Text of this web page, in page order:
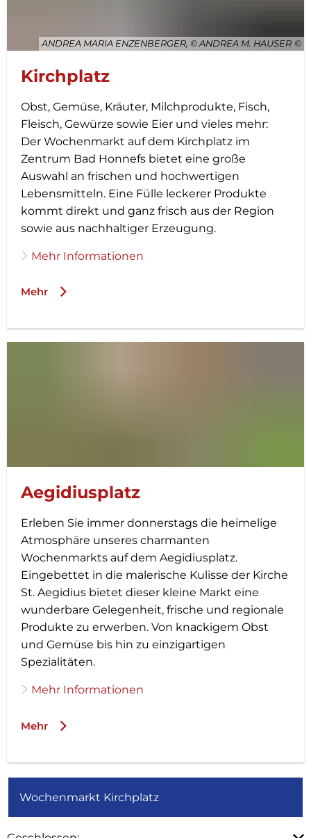
ANDREA MARIA ENZENBERGER, © ANDREA M. HAUSER
Kirchplatz
Obst, Gemüse, Kräuter, Milchprodukte, Fisch,
Fleisch, Gewürze sowie Eier und vieles mehr:
Der Wochenmarkt auf dem Kirchplatz im
Zentrum Bad Honnefs bietet eine große
Auswahl an frischen und hochwertigen
Lebensmitteln. Eine Fülle leckerer Produkte
kommt direkt und ganz frisch aus der Region
sowie aus nachhaltiger Erzeugung.
Mehr Informationen
Mehr
Aegidiusplatz
Erleben Sie immer donnerstags die heimelige
Atmosphäre unseres charmanten
Wochenmarkts auf dem Aegidiusplatz.
Eingebettet in die malerische Kulisse der Kirche
St. Aegidius bietet dieser kleine Markt eine
wunderbare Gelegenheit, frische und regionale
Produkte zu erwerben. Von knackigem Obst
und Gemüse bis hin zu einzigartigen
Spezialitäten.
Mehr Informationen
Mehr
Wochenmarkt Kirchplatz